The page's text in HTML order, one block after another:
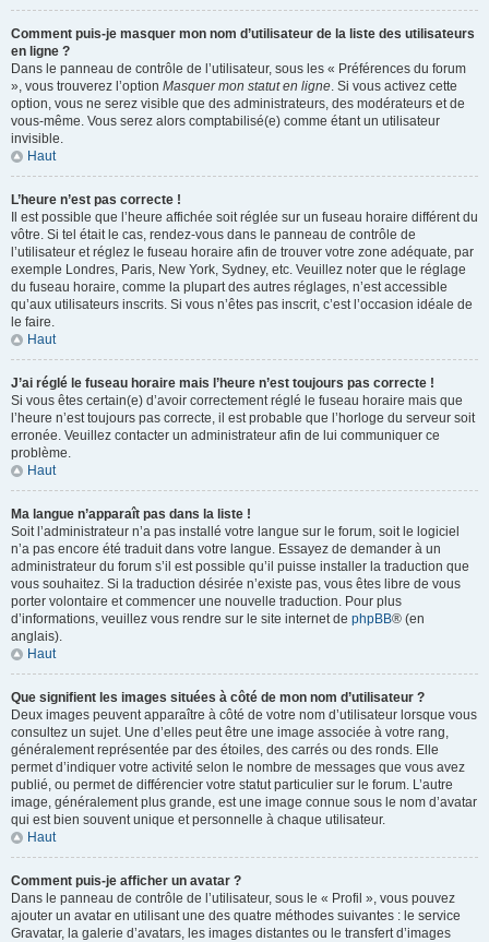
Comment puis-je masquer mon nom d’utilisateur de la liste des utilisateurs
en ligne ?
Dans le panneau de contrôle de l’utilisateur, sous les « Préférences du forum
», vous trouverez l’option Masquer mon statut en ligne. Si vous activez cette
option, vous ne serez visible que des administrateurs, des modérateurs et de
vous-même. Vous serez alors comptabilisé(e) comme étant un utilisateur
invisible.
Haut
L’heure n’est pas correcte !
Il est possible que l’heure affichée soit réglée sur un fuseau horaire différent du
vôtre. Si tel était le cas, rendez-vous dans le panneau de contrôle de
l’utilisateur et réglez le fuseau horaire afin de trouver votre zone adéquate, par
exemple Londres, Paris, New York, Sydney, etc. Veuillez noter que le réglage
du fuseau horaire, comme la plupart des autres réglages, n’est accessible
qu’aux utilisateurs inscrits. Si vous n’êtes pas inscrit, c’est l’occasion idéale de
le faire.
Haut
J’ai réglé le fuseau horaire mais l’heure n’est toujours pas correcte !
Si vous êtes certain(e) d’avoir correctement réglé le fuseau horaire mais que
l’heure n’est toujours pas correcte, il est probable que l’horloge du serveur soit
erronée. Veuillez contacter un administrateur afin de lui communiquer ce
problème.
Haut
Ma langue n’apparaît pas dans la liste !
Soit l’administrateur n’a pas installé votre langue sur le forum, soit le logiciel
n’a pas encore été traduit dans votre langue. Essayez de demander à un
administrateur du forum s’il est possible qu’il puisse installer la traduction que
vous souhaitez. Si la traduction désirée n’existe pas, vous êtes libre de vous
porter volontaire et commencer une nouvelle traduction. Pour plus
d’informations, veuillez vous rendre sur le site internet de phpBB® (en
anglais).
Haut
Que signifient les images situées à côté de mon nom d’utilisateur ?
Deux images peuvent apparaître à côté de votre nom d’utilisateur lorsque vous
consultez un sujet. Une d’elles peut être une image associée à votre rang,
généralement représentée par des étoiles, des carrés ou des ronds. Elle
permet d’indiquer votre activité selon le nombre de messages que vous avez
publié, ou permet de différencier votre statut particulier sur le forum. L’autre
image, généralement plus grande, est une image connue sous le nom d’avatar
qui est bien souvent unique et personnelle à chaque utilisateur.
Haut
Comment puis-je afficher un avatar ?
Dans le panneau de contrôle de l’utilisateur, sous le « Profil », vous pouvez
ajouter un avatar en utilisant une des quatre méthodes suivantes : le service
Gravatar, la galerie d’avatars, les images distantes ou le transfert d’images